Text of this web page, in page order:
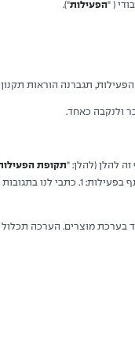
הפעילות").
תגברנה הוראות תקנון
ולנקבה כאחד.
תקופת
במהלך תקופת הפעילות, יעלה פוסט בעמוד האינסטגרם של מאמי במסגרתו יוזמנו כל המעוניינות להשתתף בפעילות:
בערכת מוצרים. הערכה